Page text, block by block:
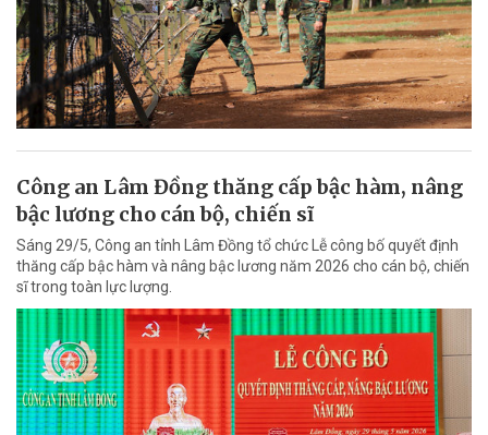
Công an Lâm Đồng thăng cấp bậc hàm, nâng
bậc lương cho cán bộ, chiến sĩ
Sáng 29/5, Công an tỉnh Lâm Đồng tổ chức Lễ công bố quyết định
thăng cấp bậc hàm và nâng bậc lương năm 2026 cho cán bộ, chiến
sĩ trong toàn lực lượng.